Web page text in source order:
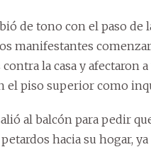
de tono con el paso de
manifestantes
la casa y afectaron
el piso superior como
al balcón para pedir
hacia su hogar, ya